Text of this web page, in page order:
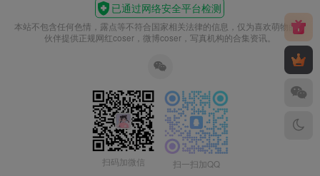
本站不包含任何色情，露点等不符合国家相关法律的信息，仅为喜欢萌物的小
伙伴提供正规网红coser，微博coser，写真机构的合集资讯。
扫码加微信 扫一扫加QQ